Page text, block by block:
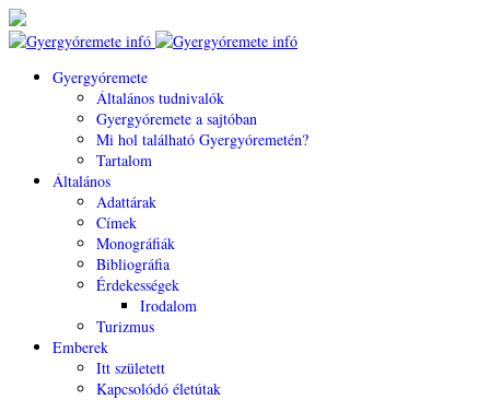
Gyergyóremete
Általános tudnivalók
Gyergyóremete a sajtóban
Mi hol található Gyergyóremetén?
Tartalom
Általános
Adattárak
Címek
Monográfiák
Bibliográfia
Érdekességek
Irodalom
Turizmus
Emberek
Itt született
Kapcsolódó életútak